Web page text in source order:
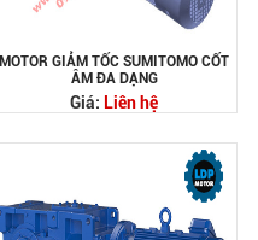
MOTOR GIẢM TỐC SUMITOMO CỐT
ÂM ĐA DẠNG
Giá: Liên hệ